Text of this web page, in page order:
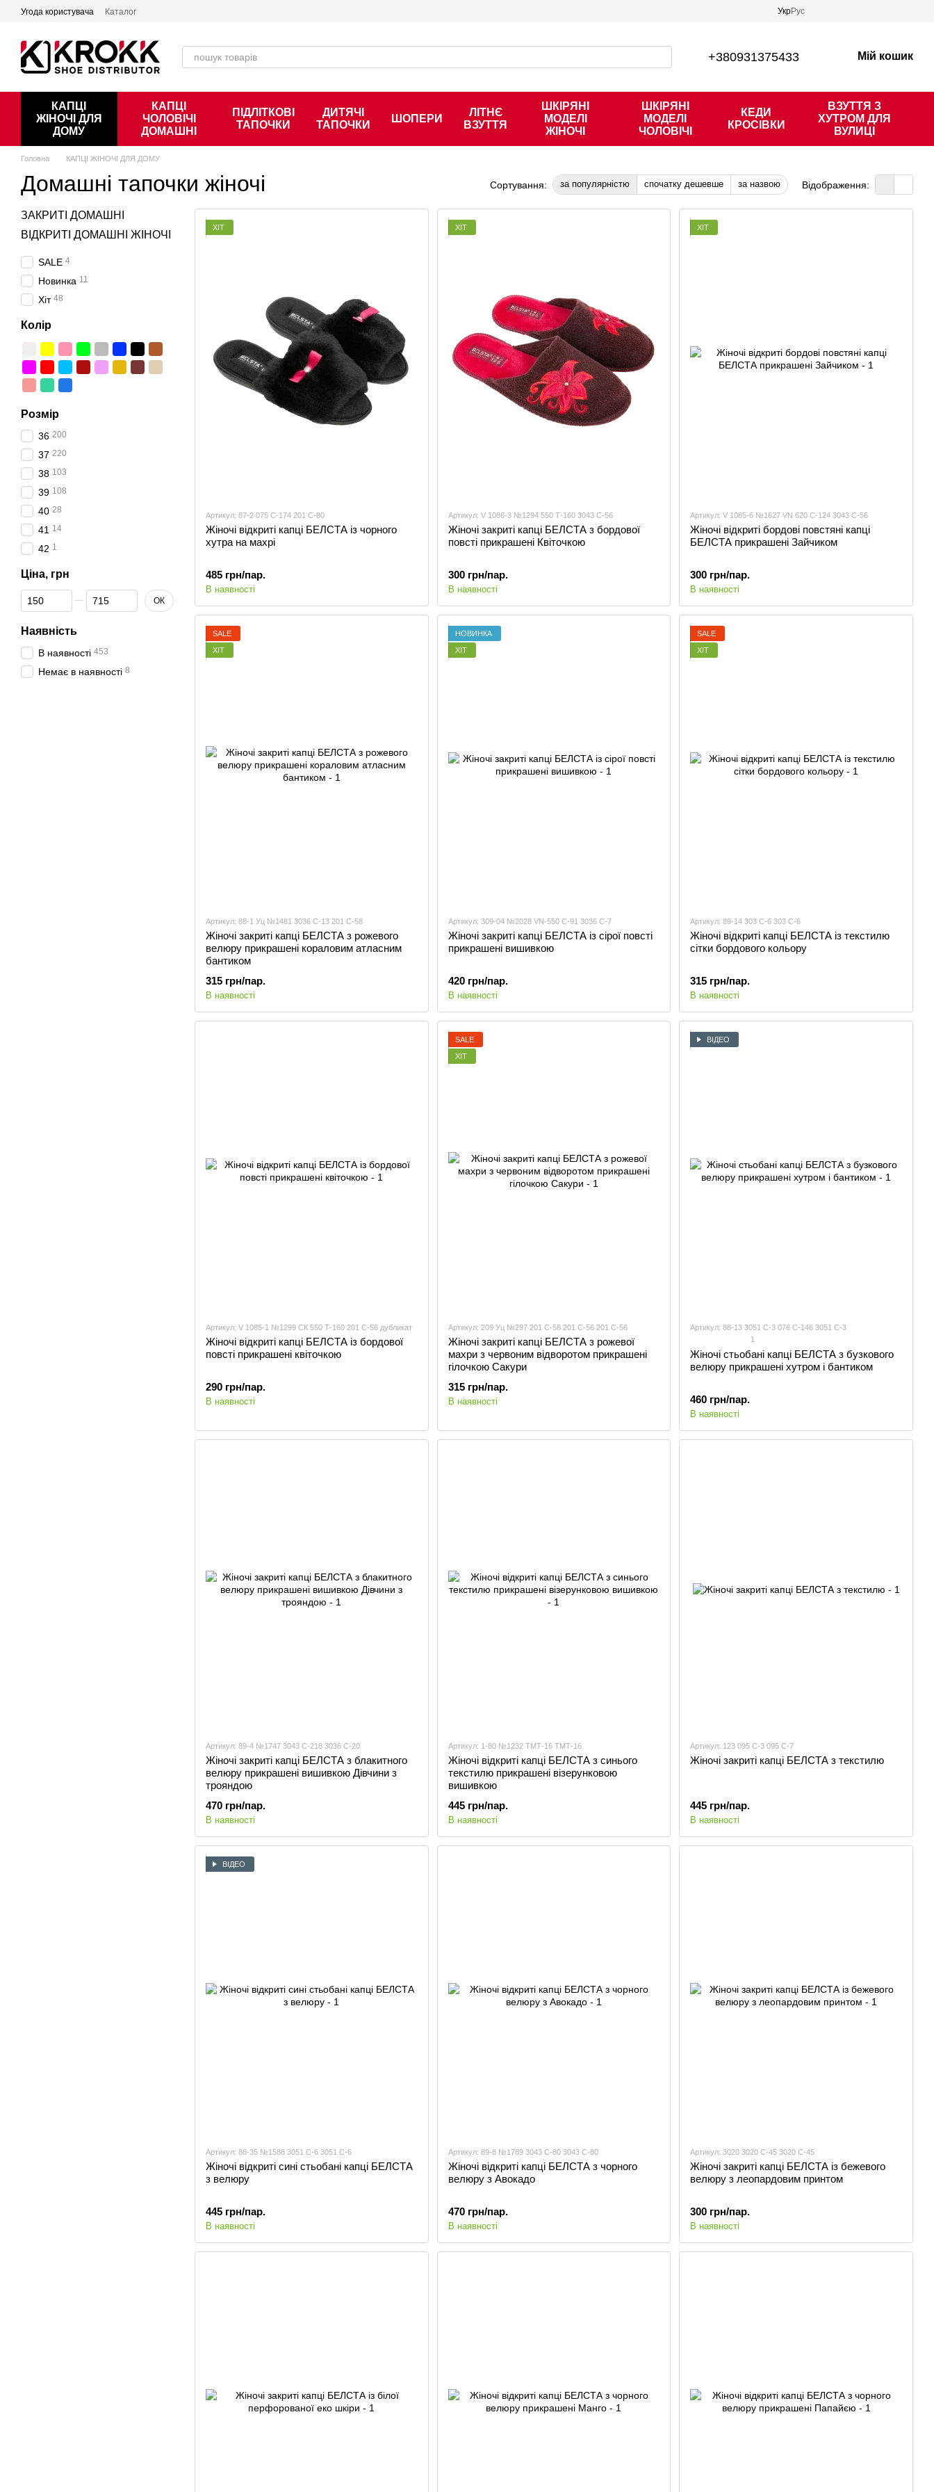
Перейти к основному контенту
Угода користувача Каталог УкрРус
+380931375433 Мій кошик
КАПЦІ
ЖІНОЧІ ДЛЯ
ДОМУ
КАПЦІ
ЧОЛОВІЧІ
ДОМАШНІ
ПІДЛІТКОВІ
ТАПОЧКИ
ДИТЯЧІ
ТАПОЧКИ
ШОПЕРИ
ЛІТНЄ
ВЗУТТЯ
ШКІРЯНІ
МОДЕЛІ
ЖІНОЧІ
ШКІРЯНІ
МОДЕЛІ
ЧОЛОВІЧІ
КЕДИ
КРОСІВКИ
ВЗУТТЯ З
ХУТРОМ ДЛЯ
ВУЛИЦІ
Головна КАПЦІ ЖІНОЧІ ДЛЯ ДОМУ
Домашні тапочки жіночі Сортування: за популярністю спочатку дешевше за назвою Відображення:
ХІТ
Артикул: 87-2 075 С-174 201 С-80
Жіночі відкриті капці БЕЛСТА із чорного
хутра на махрі
485 грн/пар.
В наявності
ХІТ
Артикул: V 1086-3 №1294 550 Т-160 3043 С-56
Жіночі закриті капці БЕЛСТА з бордової
повсті прикрашені Квіточкою
300 грн/пар.
В наявності
ХІТ
Артикул: V 1085-6 №1627 VN 620 С-124 3043 С-56
Жіночі відкриті бордові повстяні капці
БЕЛСТА прикрашені Зайчиком
300 грн/пар.
В наявності
SALE
ХІТ
Артикул: 88-1 Уц №1481 3036 С-13 201 С-58
Жіночі закриті капці БЕЛСТА з рожевого
велюру прикрашені кораловим атласним
бантиком
315 грн/пар.
В наявності
НОВИНКА
ХІТ
Артикул: 309-04 №2028 VN-550 C-91 3036 C-7
Жіночі закриті капці БЕЛСТА із сірої повсті
прикрашені вишивкою
420 грн/пар.
В наявності
SALE
ХІТ
Артикул: 89-14 303 С-6 303 С-6
Жіночі відкриті капці БЕЛСТА із текстилю
сітки бордового кольору
315 грн/пар.
В наявності
Артикул: V 1085-1 №1299 СК 550 Т-160 201 С-56 дубликат
Жіночі відкриті капці БЕЛСТА із бордової
повсті прикрашені квіточкою
290 грн/пар.
В наявності
SALE
ХІТ
Артикул: 209 Уц №297 201 С-58 201 С-56 201 С-56
Жіночі закриті капці БЕЛСТА з рожевої
махри з червоним відворотом прикрашені
гілочкою Сакури
315 грн/пар.
В наявності
ВІДЕО
Артикул: 88-13 3051 С-3 076 С-146 3051 С-3
1
Жіночі стьобані капці БЕЛСТА з бузкового
велюру прикрашені хутром і бантиком
460 грн/пар.
В наявності
Артикул: 89-4 №1747 3043 С-218 3036 С-20
Жіночі закриті капці БЕЛСТА з блакитного
велюру прикрашені вишивкою Дівчини з
трояндою
470 грн/пар.
В наявності
Артикул: 1-80 №1232 ТМТ-16 ТМТ-16
Жіночі відкриті капці БЕЛСТА з синього
текстилю прикрашені візерунковою
вишивкою
445 грн/пар.
В наявності
Артикул: 123 095 С-3 095 С-7
Жіночі закриті капці БЕЛСТА з текстилю
445 грн/пар.
В наявності
ВІДЕО
Артикул: 88-35 №1588 3051 С-6 3051 С-6
Жіночі відкриті сині стьобані капці БЕЛСТА
з велюру
445 грн/пар.
В наявності
Артикул: 89-8 №1789 3043 С-80 3043 С-80
Жіночі відкриті капці БЕЛСТА з чорного
велюру з Авокадо
470 грн/пар.
В наявності
Артикул: 3020 3020 С-45 3020 С-45
Жіночі закриті капці БЕЛСТА із бежевого
велюру з леопардовим принтом
300 грн/пар.
В наявності
ЗАКРИТІ ДОМАШНІ
ВІДКРИТІ ДОМАШНІ ЖІНОЧІ
SALE 4
Новинка 11
Хіт 48
Колір
Розмір
36 200
37 220
38 103
39 108
40 28
41 14
42 1
Ціна, грн
От Ціна, грн
До Ціна, грн ОК
Наявність
В наявності 453
Немає в наявності 8